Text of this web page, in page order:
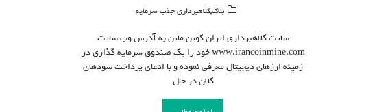
بلاگ,کلاهبرداری جذب سرمایه
سایت کلاهبرداری ایران کوین ماین به آدرس وب سایت
www.irancoinmine.com خود را یک صندوق سرمایه گذاری در
زمینه ارزهای دیجیتال معرفی نموده و با ادعای پرداخت سودهای
کلان در حال